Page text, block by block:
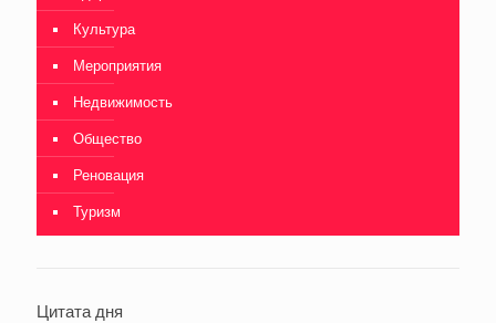
Культура
Мероприятия
Недвижимость
Общество
Реновация
Туризм
Цитата дня